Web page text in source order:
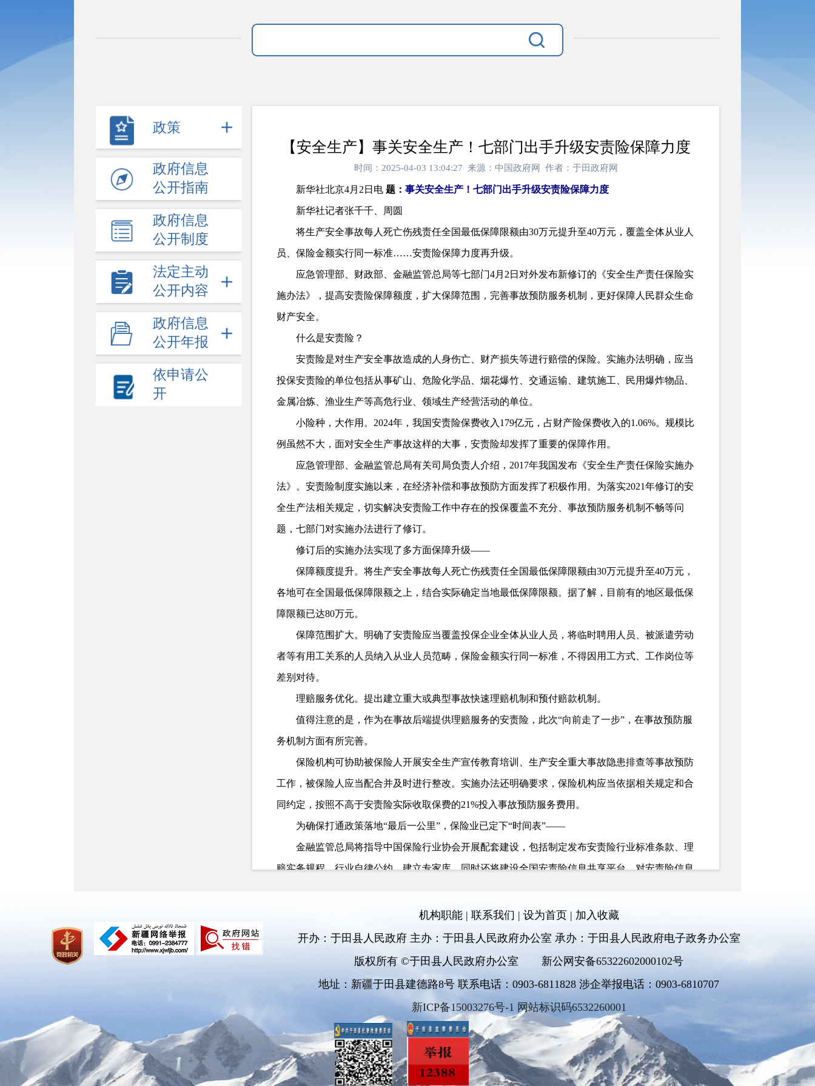
政策
政府信息
公开指南
政府信息
公开制度
法定主动
公开内容
政府信息
公开年报
依申请公
开
【安全生产】事关安全生产！七部门出手升级安责险保障力度
时间：2025-04-03 13:04:27 来源：中国政府网 作者：于田政府网
新华社北京4月2日电 题： 事关安全生产！七部门出手升级安责险保障力度
新华社记者张千千、周圆
将生产安全事故每人死亡伤残责任全国最低保障限额由30万元提升至40万元，覆盖全体从业人
员、保险金额实行同一标准……安责险保障力度再升级。
应急管理部、财政部、金融监管总局等七部门4月2日对外发布新修订的《安全生产责任保险实
施办法》，提高安责险保障额度，扩大保障范围，完善事故预防服务机制，更好保障人民群众生命
财产安全。
什么是安责险？
安责险是对生产安全事故造成的人身伤亡、财产损失等进行赔偿的保险。实施办法明确，应当
投保安责险的单位包括从事矿山、危险化学品、烟花爆竹、交通运输、建筑施工、民用爆炸物品、
金属冶炼、渔业生产等高危行业、领域生产经营活动的单位。
小险种，大作用。2024年，我国安责险保费收入179亿元，占财产险保费收入的1.06%。规模比
例虽然不大，面对安全生产事故这样的大事，安责险却发挥了重要的保障作用。
应急管理部、金融监管总局有关司局负责人介绍，2017年我国发布《安全生产责任保险实施办
法》。安责险制度实施以来，在经济补偿和事故预防方面发挥了积极作用。为落实2021年修订的安
全生产法相关规定，切实解决安责险工作中存在的投保覆盖不充分、事故预防服务机制不畅等问
题，七部门对实施办法进行了修订。
修订后的实施办法实现了多方面保障升级——
保障额度提升。将生产安全事故每人死亡伤残责任全国最低保障限额由30万元提升至40万元，
各地可在全国最低保障限额之上，结合实际确定当地最低保障限额。据了解，目前有的地区最低保
障限额已达80万元。
保障范围扩大。明确了安责险应当覆盖投保企业全体从业人员，将临时聘用人员、被派遣劳动
者等有用工关系的人员纳入从业人员范畴，保险金额实行同一标准，不得因用工方式、工作岗位等
差别对待。
理赔服务优化。提出建立重大或典型事故快速理赔机制和预付赔款机制。
值得注意的是，作为在事故后端提供理赔服务的安责险，此次“向前走了一步”，在事故预防服
务机制方面有所完善。
保险机构可协助被保险人开展安全生产宣传教育培训、生产安全重大事故隐患排查等事故预防
工作，被保险人应当配合并及时进行整改。实施办法还明确要求，保险机构应当依据相关规定和合
同约定，按照不高于安责险实际收取保费的21%投入事故预防服务费用。
为确保打通政策落地“最后一公里”，保险业已定下“时间表”——
金融监管总局将指导中国保险行业协会开展配套建设，包括制定发布安责险行业标准条款、理
赔实务规程、行业自律公约，建立专家库。同时还将建设全国安责险信息共享平台，对安责险信息
记者了解到，安责险行业标准条款、理赔实务规程、行业自律公约的制定都力争在今年上半年
完成。
安全生产保障不断升级，将为人民群众生命财产安全保驾护航，也将助力推动公共安全治理模
式向事前预防转型，更好发挥保险业的经济减震器和社会稳定器功能。
来源链接：https://www.gov.cn/zhengce/202504/content_7017000.htm
机构职能| 联系我们 | 设为首页| 加入收藏
开办：于田县人民政府 主办：于田县人民政府办公室 承办：于田县人民政府电子政务办公室
版权所有 ©于田县人民政府办公室
新公网安备65322602000102号
地址：新疆于田县建德路8号 联系电话：0903-6811828 涉企举报电话：0903-6810707
新ICP备15003276号-1 网站标识码6532260001